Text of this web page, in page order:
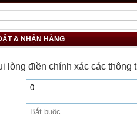
& NHẬN HÀNG
lòng điền chính xác các thông